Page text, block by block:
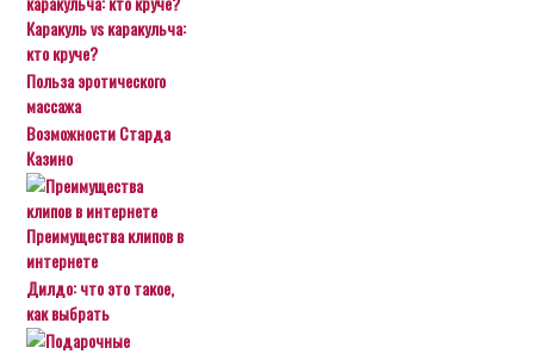
Каракуль vs каракульча:
кто круче?
Польза эротического
массажа
Возможности Старда
Казино
Преимущества клипов в
интернете
Дилдо: что это такое,
как выбрать